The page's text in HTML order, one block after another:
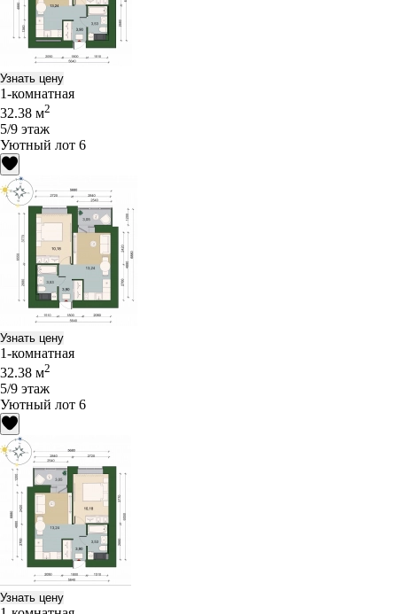
Узнать цену
1-комнатная
32.38 м2
5/9 этаж
Уютный лот 6
Узнать цену
1-комнатная
32.38 м2
5/9 этаж
Уютный лот 6
Узнать цену